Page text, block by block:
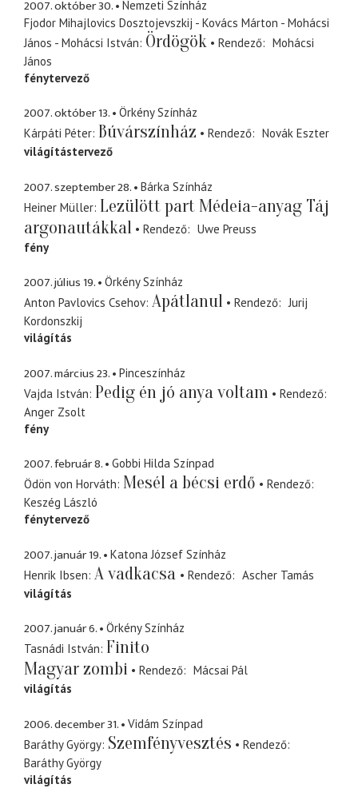
2007. október 30.
Nemzeti Színház
Fjodor Mihajlovics Dosztojevszkij - Kovács Márton - Mohácsi
János - Mohácsi István Ördögök Rendező
Mohácsi
János
fénytervező
2007. október 13.
Örkény Színház
Kárpáti Péter Búvárszínház Rendező
Novák Eszter
világítástervező
2007. szeptember 28.
Bárka Színház
Heiner Müller Lezülött part Médeia-anyag Táj
argonautákkal
Rendező
Uwe Preuss
fény
2007. július 19.
Örkény Színház
Anton Pavlovics Csehov Apátlanul Rendező
Jurij
Kordonszkij
világítás
2007. március 23.
Pinceszínház
Vajda István Pedig én jó anya voltam
Rendező
Anger Zsolt
fény
2007. február 8.
Gobbi Hilda Színpad
Ödön von Horváth Mesél a bécsi erdő
Rendező
Keszég László
fénytervező
2007. január 19.
Katona József Színház
Henrik Ibsen A vadkacsa Rendező
Ascher Tamás
világítás
2007. január 6.
Örkény Színház
Tasnádi István Finito
Magyar zombi
Rendező
Mácsai Pál
világítás
2006. december 31.
Vidám Színpad
Baráthy György Szemfényvesztés
Rendező
Baráthy György
világítás